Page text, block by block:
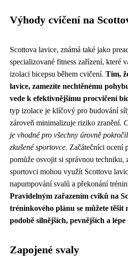
Výhody cvičení na
Scottova lavice, známá také jako
specializované fitness zařízení, které
izolaci bicepsu během cvičení. Tím,
lavice, zamezíte nechtěnému
vede k efektivnějšímu procvičení
typ izolace je klíčový pro budování
zároveň minimalizuje riziko zranění.
je vhodné pro všechny úrovně
zkušené sportovce. Začátečníci ocení
pomůže osvojit si správnou techniku,
sportovci mohou využít Scottovu
napumpování svalů a překonání
Pravidelným zařazením cviků na
tréninkového plánu se můžete těšit
podobě silnějších, pevnějších a
Zapojené svaly